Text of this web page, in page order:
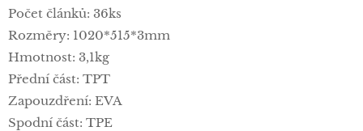
Počet článků: 36ks
Rozměry: 1020*515*3mm
Hmotnost: 3,1kg
Přední část: TPT
Zapouzdření: EVA
Spodní část: TPE